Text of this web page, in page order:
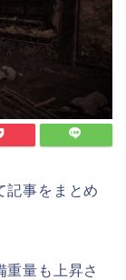
記事をまとめ
重量も上昇さ